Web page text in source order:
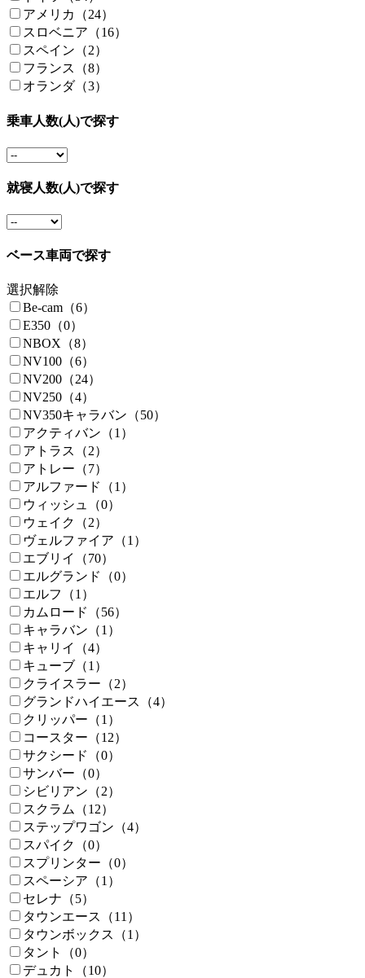
アメリカ（24）
スロベニア（16）
スペイン（2）
フランス（8）
オランダ（3）
乗車人数(人)で探す
就寝人数(人)で探す
ベース車両で探す
選択解除
Be-cam（6）
E350（0）
NBOX（8）
NV100（6）
NV200（24）
NV250（4）
NV350キャラバン（50）
アクティバン（1）
アトラス（2）
アトレー（7）
アルファード（1）
ウィッシュ（0）
ウェイク（2）
ヴェルファイア（1）
エブリイ（70）
エルグランド（0）
エルフ（1）
カムロード（56）
キャラバン（1）
キャリイ（4）
キューブ（1）
クライスラー（2）
グランドハイエース（4）
クリッパー（1）
コースター（12）
サクシード（0）
サンバー（0）
シビリアン（2）
スクラム（12）
ステップワゴン（4）
スパイク（0）
スプリンター（0）
スペーシア（1）
セレナ（5）
タウンエース（11）
タウンボックス（1）
タント（0）
デュカト（10）